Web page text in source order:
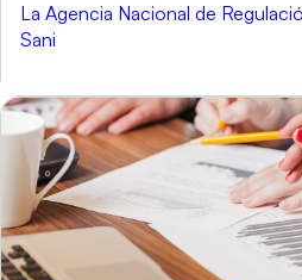
La Agencia Nacional de
Sani